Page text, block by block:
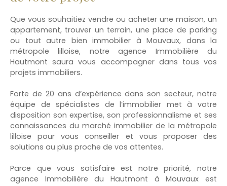
Que vous souhaitiez vendre ou acheter une maison, un
appartement, trouver un terrain, une place de parking
ou tout autre bien immobilier à Mouvaux, dans la
métropole lilloise, notre agence Immobilière du
Hautmont saura vous accompagner dans tous vos
projets immobiliers.
Forte de 20 ans d’expérience dans son secteur, notre
équipe de spécialistes de l’immobilier met à votre
disposition son expertise, son professionnalisme et ses
connaissances du marché immobilier de la métropole
lilloise pour vous conseiller et vous proposer des
solutions au plus proche de vos attentes.
Parce que vous satisfaire est notre priorité, notre
agence Immobilière du Hautmont à Mouvaux est